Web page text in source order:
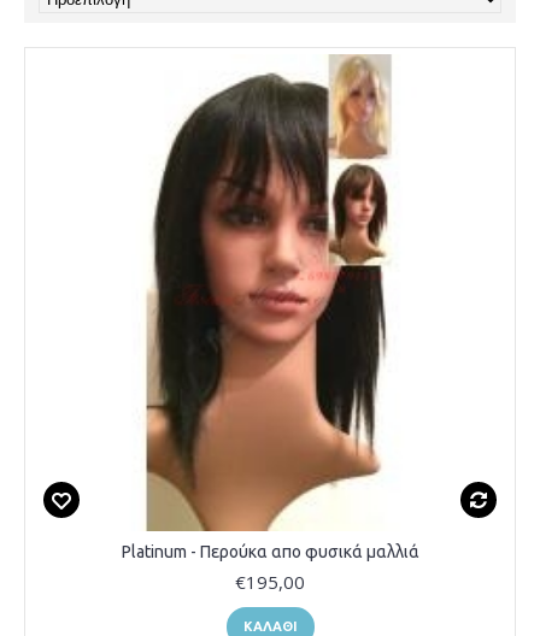
Platinum - Περούκα απο φυσικά μαλλιά
€195,00
ΚΑΛΆΘΙ